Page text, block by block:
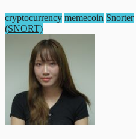
cryptocurrency memecoin Snorter
(SNORT)